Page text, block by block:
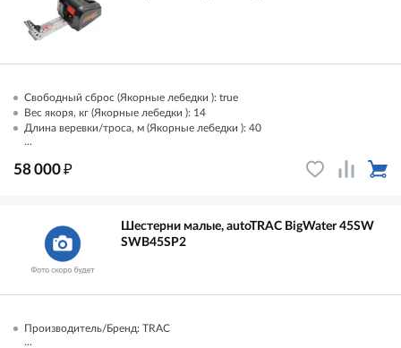
Свободный сброс (Якорные лебедки ): true
Вес якоря, кг (Якорные лебедки ): 14
Длина веревки/троса, м (Якорные лебедки ): 40
...
58 000₽
Шестерни малые, autoTRAC BigWater 45SW
SWB45SP2
Производитель/Бренд: TRAC
...